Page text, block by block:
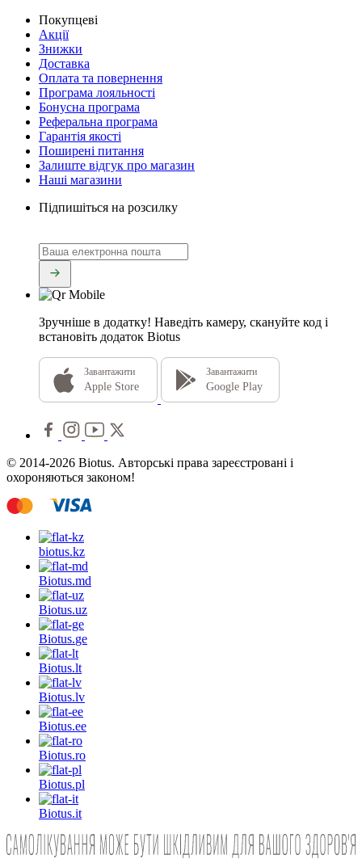
Покупцеві
Акції
Знижки
Доставка
Оплата та повернення
Програма лояльності
Бонусна програма
Реферальна програма
Гарантія якості
Поширені питання
Залиште відгук про магазин
Наші магазини
Підпишіться на розсилку
Зручніше в додатку! Наведіть камеру, скануйте код і
встановіть додаток Biotus
Завантажити
Apple Store
Завантажити
Google Play
© 2014-2026 Biotus. Авторські права зареєстровані і
охороняються законом!
biotus.kz
Biotus.md
Biotus.uz
Biotus.ge
Biotus.lt
Biotus.lv
Biotus.ee
Biotus.ro
Biotus.pl
Biotus.it